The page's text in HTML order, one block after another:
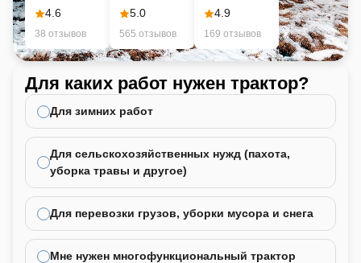
4.6
38 отзывов
5.0
565 отзывов
4.9
169 отзывов
Для каких работ нужен трактор?
Для зимних работ
Для сельскохозяйственных нужд (пахота,
уборка травы и другое)
Для перевозки грузов, уборки мусора и снега
Мне нужен многофункциональный трактор